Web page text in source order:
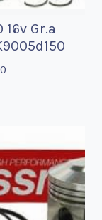
16v Gr.a